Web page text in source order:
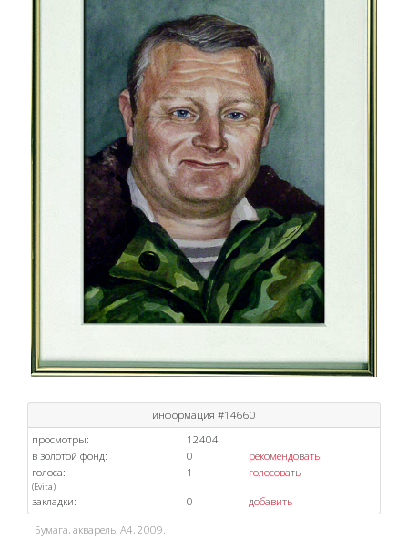
информация #14660
просмотры:
12404
в золотой фонд:
0
рекомендовать
голоса:
1 голосовать
(Evita)
закладки: 0 добавить
Бумага, акварель, А4, 2009.